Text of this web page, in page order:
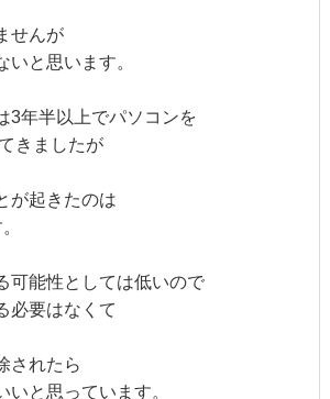
せんが
いと思います。
3年半以上でパソコンを
きましたが
が起きたのは
可能性としては低いので
必要はなくて
されたら
いと思っています。